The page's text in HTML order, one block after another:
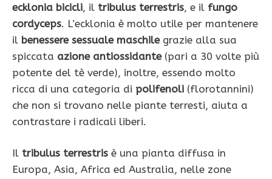
ecklonia bicicli, il tribulus terrestris, e il fungo
cordyceps. L’ecklonia è molto utile per mantenere
il benessere sessuale maschilegrazie alla sua
spiccata azione antiossidante(pari a 30 volte più
potente del tè verde), inoltre, essendo molto
ricca di una categoria di polifenoli (florotannini)
che non si trovano nelle piante terresti, aiuta a
contrastare i radicali liberi.
Il tribulus terrestris è una pianta diffusa in
Europa, Asia, Africa ed Australia, nelle zone